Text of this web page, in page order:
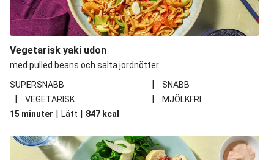
Vegetarisk yaki udon
med pulled beans och salta jordnötter
SUPERSNABB
| SNABB
| VEGETARISK |
MJÖLKFRI
15 minuter | Lätt | 847 kcal